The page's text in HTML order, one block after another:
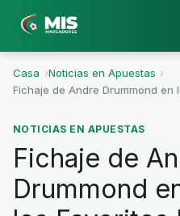
Casa ›Noticias en Apuestas ›
Fichaje de Andre Drummond en
NOTICIAS EN APUESTAS
Fichaje de
Drummond